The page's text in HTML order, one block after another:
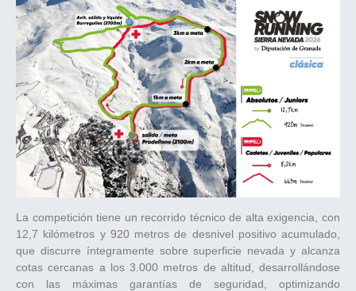
La competición tiene un recorrido técnico de alta exigencia, con
12,7 kilómetros y 920 metros de desnivel positivo acumulado,
que discurre íntegramente sobre superficie nevada y alcanza
cotas cercanas a los 3.000 metros de altitud, desarrollándose
con las máximas garantías de seguridad, optimizando